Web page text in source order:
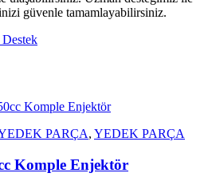
güvenle tamamlayabilirsiniz.
PARÇA, YEDEK PARÇA
Komple Enjektör